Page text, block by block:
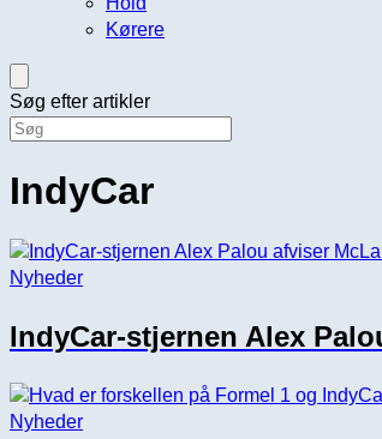
Kørere
Søg efter artikler
IndyCar
Nyheder
IndyCar-stjernen Alex
Nyheder